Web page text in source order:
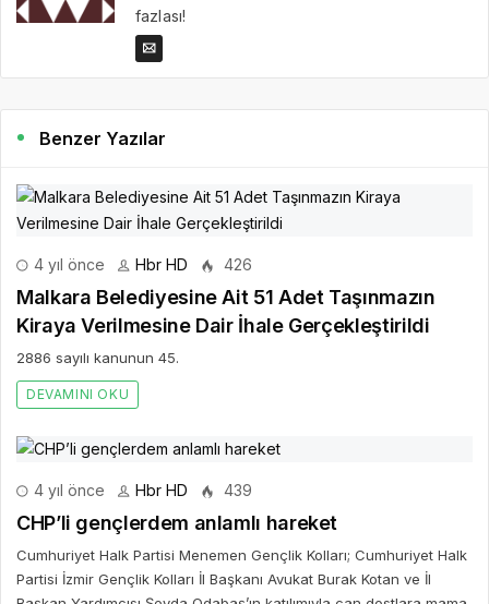
fazlası!
Benzer Yazılar
4 yıl önce Hbr HD 426
Malkara Belediyesine Ait 51 Adet Taşınmazın
Kiraya Verilmesine Dair İhale Gerçekleştirildi
2886 sayılı kanunun 45.
DEVAMINI OKU
4 yıl önce Hbr HD 439
CHP’li gençlerdem anlamlı hareket
Cumhuriyet Halk Partisi Menemen Gençlik Kolları; Cumhuriyet Halk
Partisi İzmir Gençlik Kolları İl Başkanı Avukat Burak Kotan ve İl